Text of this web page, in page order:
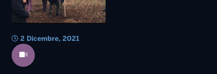
2 Dicembre, 2021